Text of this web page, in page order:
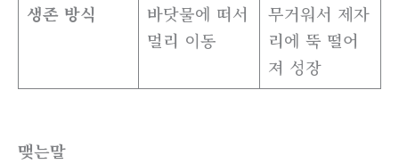
생존 방식
바닷물에 떠서
멀리 이동
무거워서 제자
리에 뚝 떨어
져 성장
맺는말